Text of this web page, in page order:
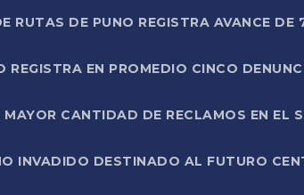
RUTAS DE PUNO REGISTRA AVANCE
REGISTRA EN PROMEDIO CINCO
MAYOR CANTIDAD DE RECLAMOS EN EL
INVADIDO DESTINADO AL FUTURO